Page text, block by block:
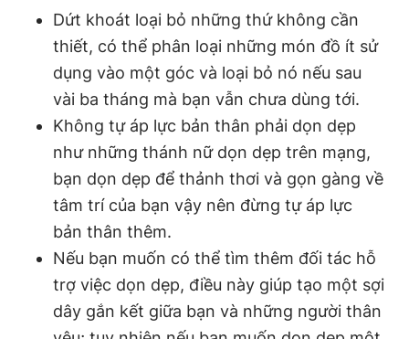
Dứt khoát loại bỏ những thứ không cần
thiết, có thể phân loại những món đồ ít sử
dụng vào một góc và loại bỏ nó nếu sau
vài ba tháng mà bạn vẫn chưa dùng tới.
Không tự áp lực bản thân phải dọn dẹp
như những thánh nữ dọn dẹp trên mạng,
bạn dọn dẹp để thảnh thơi và gọn gàng về
tâm trí của bạn vậy nên đừng tự áp lực
bản thân thêm.
Nếu bạn muốn có thể tìm thêm đối tác hỗ
trợ việc dọn dẹp, điều này giúp tạo một sợi
dây gắn kết giữa bạn và những người thân